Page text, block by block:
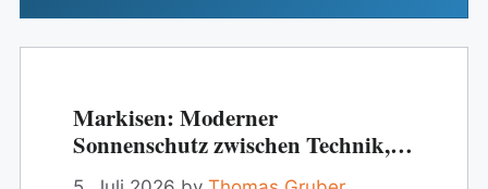
Markisen: Moderner
Sonnenschutz zwischen Technik,
Komfort und Fassadenästhetik